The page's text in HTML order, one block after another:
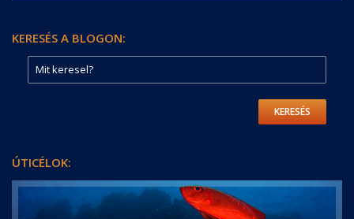
KERESÉS A BLOGON:
KERESÉS
ÚTICÉLOK: